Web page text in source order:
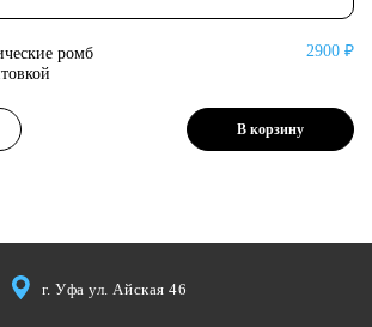
ромб
2900 ₽
В корзину
г. Уфа ул. Айская 46